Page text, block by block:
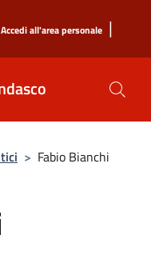
Accedi all'area personale |
> Fabio Bianchi